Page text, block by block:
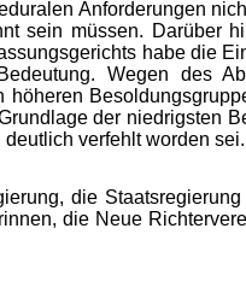
Anforderungen
sein müssen. Darüber
habe die
Wegen des
der niedrigsten
verfehlt worden sei.
die
die Neue